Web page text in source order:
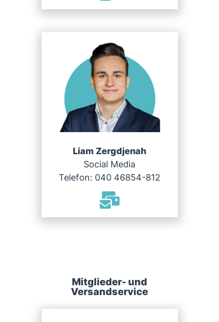
Liam Zergdjenah
Social Media
Telefon: 040 46854-812
Mitglieder- und
Versandservice